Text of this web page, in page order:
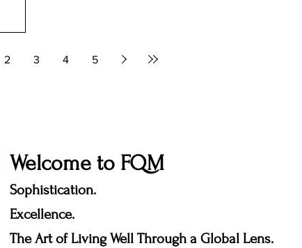
2 3 4 5
Welcome to FQM
Sophistication.
Excellence.
The Art of Living Well Through a Global Lens.